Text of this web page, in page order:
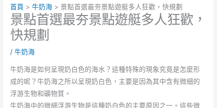
首頁 牛奶海 景點首選最夯景點遊艇多人狂歡，快規劃
景點首選最夯景點遊艇多人狂歡，
快規劃
/牛奶海
牛奶海是如何呈現奶白色的海水？這種特殊的現象究竟是怎麼形
成的呢？牛奶海之所以呈現奶白色，主要是因為其中含有微細的
浮游生物和礦物質。
牛奶海中的微細浮游生物是這種奶白色的主要原因之一。這些微